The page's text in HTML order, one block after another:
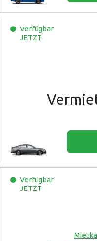
Verfügbar
JETZT
Verfügbar
JETZT